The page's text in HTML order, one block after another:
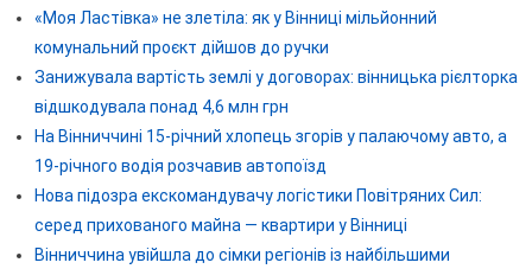
«Моя Ластівка» не злетіла: як у Вінниці мільйонний
комунальний проєкт дійшов до ручки
Занижувала вартість землі у договорах: вінницька рієлторка
відшкодувала понад 4,6 млн грн
На Вінниччині 15-річний хлопець згорів у палаючому авто, а
19-річного водія розчавив автопоїзд
Нова підозра екскомандувачу логістики Повітряних Сил:
серед прихованого майна — квартири у Вінниці
Вінниччина увійшла до сімки регіонів із найбільшими